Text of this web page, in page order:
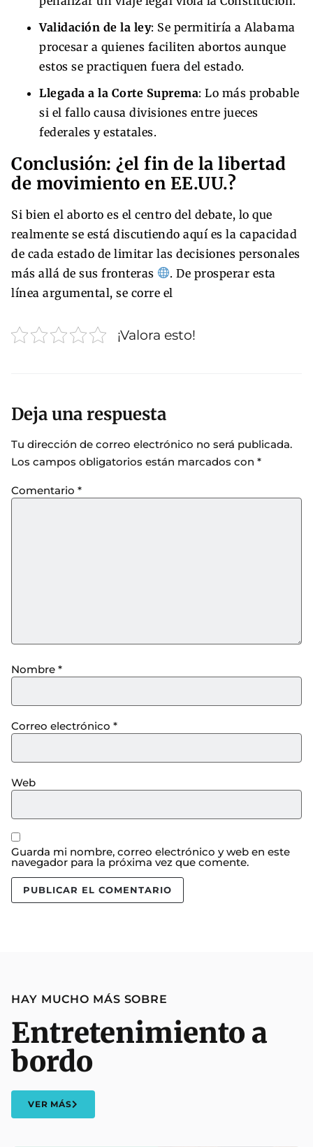
Validación de la ley: Se permitiría a Alabama
procesar a quienes faciliten abortos aunque
estos se practiquen fuera del estado.
Llegada a la Corte Suprema: Lo más probable
si el fallo causa divisiones entre jueces
federales y estatales.
Conclusión: ¿el fin de la libertad
de movimiento en EE.UU.?
Si bien el aborto es el centro del debate, lo que
realmente se está discutiendo aquí es la capacidad
de cada estado de limitar las decisiones personales
más allá de sus fronteras
. De prosperar esta
línea argumental, se corre el
¡Valora esto!
Deja una respuesta
Tu dirección de correo electrónico no será publicada.
Los campos obligatorios están marcados con *
Comentario *
Nombre *
Correo electrónico *
Web
Guarda mi nombre, correo electrónico y web en este
navegador para la próxima vez que comente.
HAY MUCHO MÁS SOBRE
Entretenimiento a
bordo
VER MÁS